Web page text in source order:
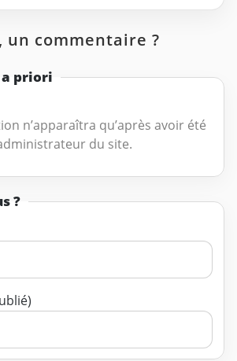
un commentaire ?
priori
n’apparaîtra qu’après avoir été
du site.
?